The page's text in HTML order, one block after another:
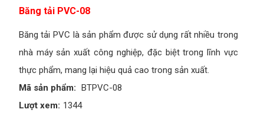
Băng tải PVC-08
Băng tải PVC là sản phẩm được sử dụng rất nhiều trong
nhà máy sản xuất công nghiệp, đặc biệt trong lĩnh vực
thực phẩm, mang lại hiệu quả cao trong sản xuất.
Mã sản phẩm: BTPVC-08
Lượt xem: 1344